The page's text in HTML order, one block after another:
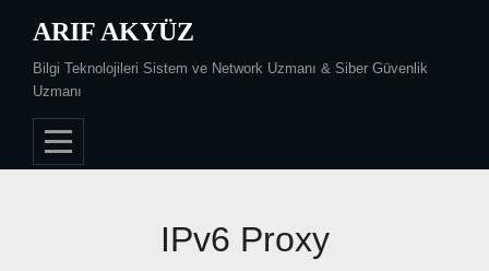
content
ARIF AKYÜZ
Bilgi Teknolojileri Sistem ve Network Uzmanı & Siber Güvenlik
Uzmanı
IPv6 Proxy